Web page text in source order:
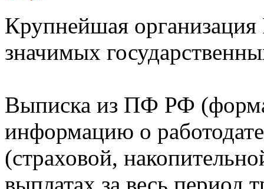
Крупнейшая
значимых
Выписка из ПФ РФ
информацию о
(страховой,
выплатах за весь период